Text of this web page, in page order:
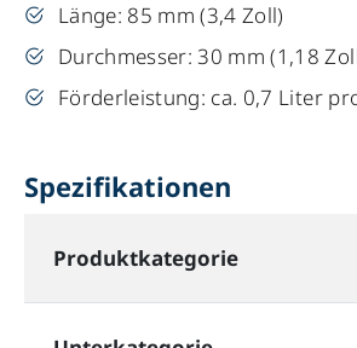
Länge: 85 mm (3,4 Zoll)
Durchmesser: 30 mm (1,18
Förderleistung: ca. 0,7 Liter
Spezifikationen
Produktkategorie